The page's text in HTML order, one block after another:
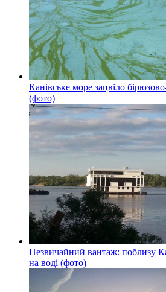
Канівське море зацвіло
(фото)
Незвичайний вантаж: поблизу
на воді (фото)